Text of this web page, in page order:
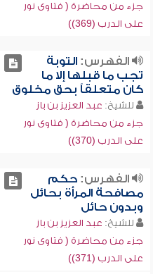
جزء من محاضرة ( فتاوى نور
على الدرب (369))
الفهرس:التوبة
تجب ما قبلها إلا ما
كان متعلقاً بحق مخلوق
للشيخ: عبد العزيز بن باز
جزء من محاضرة ( فتاوى نور
على الدرب (370))
الفهرس:حكم
مصافحة المرأة بحائل
وبدون حائل
للشيخ: عبد العزيز بن باز
جزء من محاضرة ( فتاوى نور
على الدرب (371))